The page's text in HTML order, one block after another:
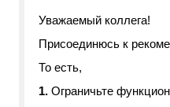
Уважаемый коллега!
Присоединюсь к
То есть,
1. Ограничьте